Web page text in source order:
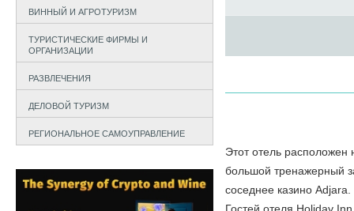
ВИННЫЙ И АГРОТУРИЗМ
ТУРИСТИЧЕСКИЕ ФИРМЫ И
ОРГАНИЗАЦИИ
РАЗВЛЕЧЕНИЯ
ДЕЛОВОЙ ТУРИЗМ
РЕГИОНАЛЬНОЕ САМОУПРАВЛЕНИЕ
Этот отель расположен
большой тренажерный
соседнее казино Adjara.